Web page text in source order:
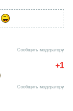
Сообщить модератору
+1
Сообщить модератору